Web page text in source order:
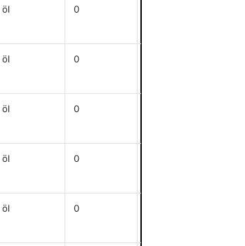
öl 0
öl 0
öl 0
öl 0
öl 0